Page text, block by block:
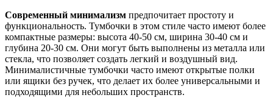
Современный минимализм предпочитает простоту и
функциональность. Тумбочки в этом стиле часто имеют более
компактные размеры: высота 40-50 см, ширина 30-40 см и
глубина 20-30 см. Они могут быть выполнены из металла или
стекла, что позволяет создать легкий и воздушный вид.
Минималистичные тумбочки часто имеют открытые полки
или ящики без ручек, что делает их более универсальными и
подходящими для небольших пространств.